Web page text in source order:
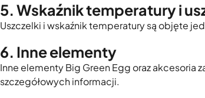
5. Wskaźnik temperatury i
Uszczelki i wskaźnik temperatury są objęte
6. Inne elementy
Inne elementy Big Green Egg oraz
szczegółowych informacji.